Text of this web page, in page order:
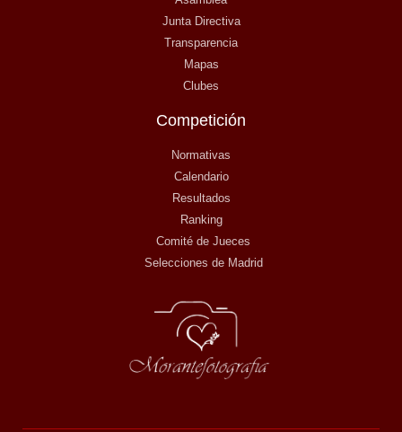
Junta Directiva
Transparencia
Mapas
Clubes
Competición
Normativas
Calendario
Resultados
Ranking
Comité de Jueces
Selecciones de Madrid